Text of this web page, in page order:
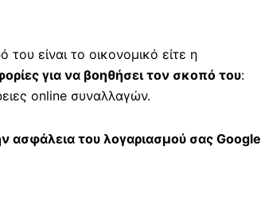
είναι το οικονομικό είτε η
για να βοηθήσει τον σκοπό του:
online συναλλαγών.
ασφάλεια του λογαριασμού σας Google